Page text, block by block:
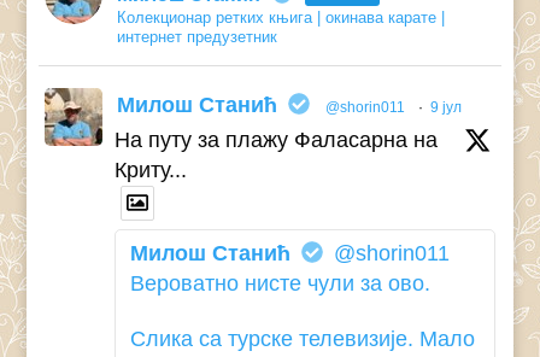
Колекционар ретких књига | окинава карате |
интернет предузетник
Милош Станић @shorin011 · 9 јул
На путу за плажу Фаласарна на
Криту...
Милош Станић
@shorin011
Вероватно нисте чули за ово.
Слика са турске телевизије. Мало